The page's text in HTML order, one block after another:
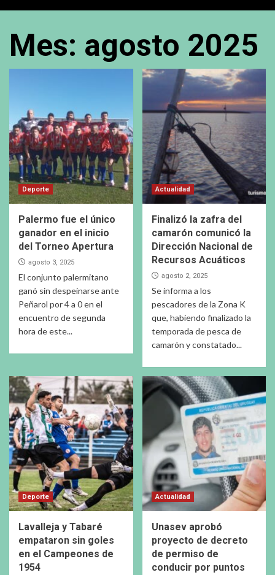
Mes: agosto 2025
Deporte
Palermo fue el único
ganador en el inicio
del Torneo Apertura
agosto 3, 2025
El conjunto palermitano
ganó sin despeinarse ante
Peñarol por 4 a 0 en el
encuentro de segunda
hora de este...
Actualidad
Finalizó la zafra del
camarón comunicó la
Dirección Nacional de
Recursos Acuáticos
agosto 2, 2025
Se informa a los
pescadores de la Zona K
que, habiendo finalizado la
temporada de pesca de
camarón y constatado...
Deporte
Lavalleja y Tabaré
empataron sin goles
en el Campeones de
1954
Actualidad
Unasev aprobó
proyecto de decreto
de permiso de
conducir por puntos